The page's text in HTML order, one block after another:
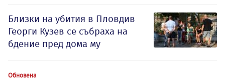
Близки на убития в Пловдив
Георги Кузев се събраха на
бдение пред дома му
Обновена